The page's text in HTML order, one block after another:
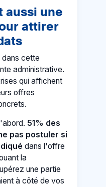
aussi une
attirer
dans cette
administrative.
qui affichent
offres
51% des
pas postuler si
dans l'offre
la
une partie
à côté de vos